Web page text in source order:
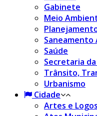
Gabinete
Meio
Saúde
Secretaria
Trânsito,
Urbanismo
Cidade
Artes e Logos